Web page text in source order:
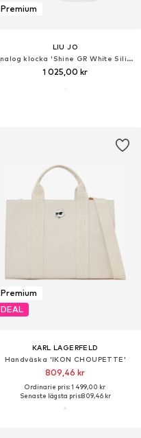
Premium
LIU JO
Analog klocka 'Shine GR White Silicone'
1 025,00 kr
Premium
DEAL
KARL LAGERFELD
Handväska 'IKON CHOUPETTE'
809,46 kr
Ordinarie pris: 1 499,00 kr
Senaste lägsta pris:809,46 kr